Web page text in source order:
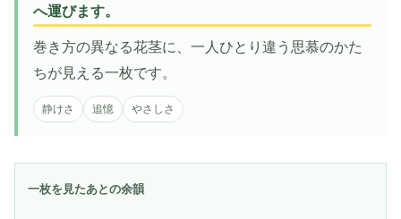
へ運びます。
巻き方の異なる花茎に、一人ひとり違う思慕のかた
ちが見える一枚です。
静けさ 追憶 やさしさ
一枚を見たあとの余韻